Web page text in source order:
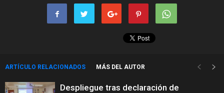
ARTÍCULO RELACIONADOS MÁS DEL AUTOR
Despliegue tras declaración de